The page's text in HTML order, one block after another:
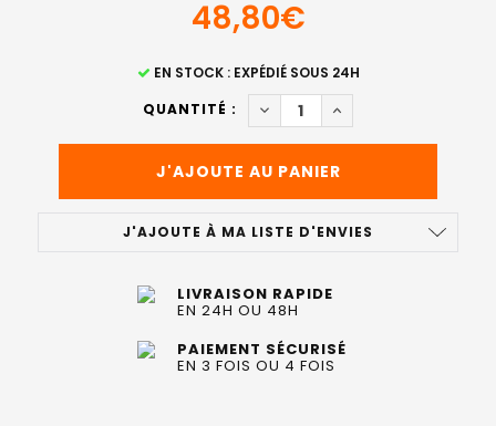
48,80€
EN STOCK : EXPÉDIÉ SOUS 24H
QUANTITÉ :
DIMINUER LA QUANTITÉ DE
AUGMENTER LA
J'AJOUTE À MA LISTE D'ENVIES
LIVRAISON RAPIDE
EN 24H OU 48H
PAIEMENT SÉCURISÉ
EN 3 FOIS OU 4 FOIS